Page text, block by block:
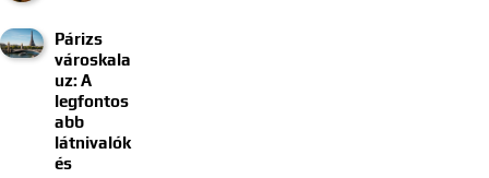
Párizs
városkala
uz: A
legfontos
abb
látnivalók
és